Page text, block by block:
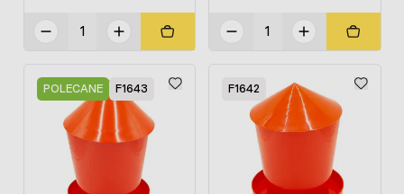
POLECANE F1643 F1642